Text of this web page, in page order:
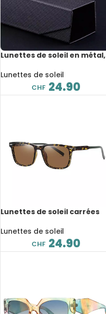
Lunettes de soleil en métal,
avec protection UV400
Lunettes de soleil
CHF 24.90
Lunettes de soleil carrées
UV400, avec boite de
rangement
Lunettes de soleil
CHF 24.90